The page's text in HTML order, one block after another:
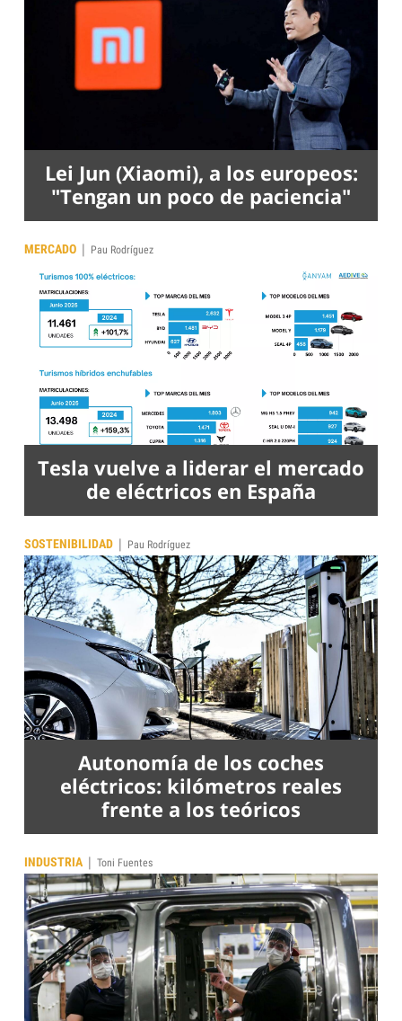
Lei Jun (Xiaomi), a los europeos:
"Tengan un poco de paciencia"
MERCADO | Pau Rodríguez
Tesla vuelve a liderar el mercado
de eléctricos en España
SOSTENIBILIDAD | Pau Rodríguez
Autonomía de los coches
eléctricos: kilómetros reales
frente a los teóricos
INDUSTRIA | Toni Fuentes